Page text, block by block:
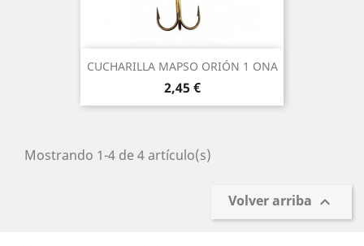
CUCHARILLA MAPSO ORIÓN 1 ONA
Precio
2,45 €
Mostrando 1-4 de 4 artículo(s)
Volver arriba 